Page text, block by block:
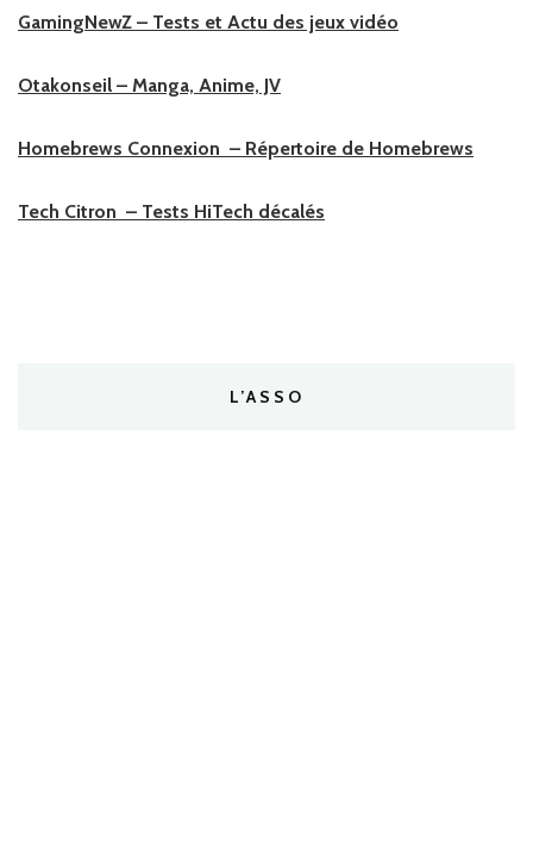
GamingNewZ – Tests et Actu des jeux vidéo
Otakonseil – Manga, Anime, JV
Homebrews Connexion – Répertoire de Homebrews
Tech Citron – Tests HiTech décalés
L’ASSO